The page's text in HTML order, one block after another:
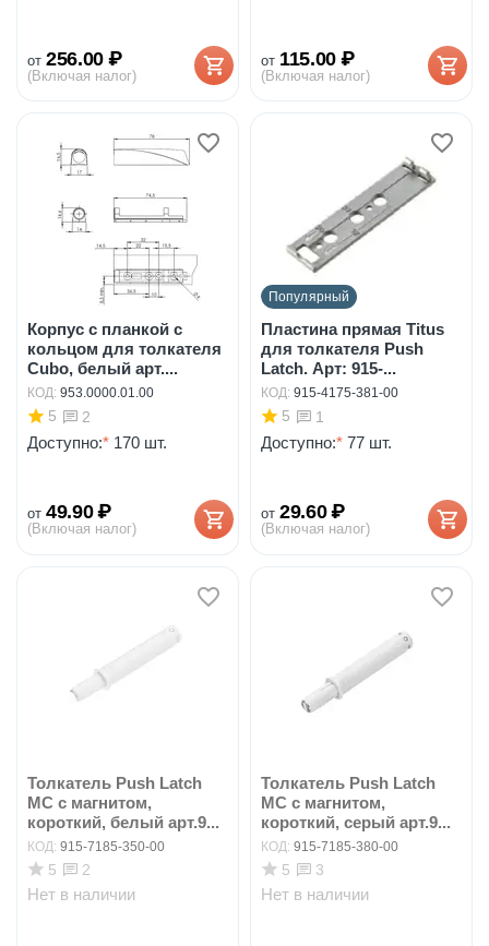
от 256.00 ₽
(Включая налог)
от 115.00 ₽
(Включая налог)
Корпус с планкой с
кольцом для толкателя
Cubo, белый арт....
КОД: 953.0000.01.00
5 2
Доступно:* 170 шт.
от 49.90 ₽
(Включая налог)
Популярный
Пластина прямая Titus
для толкателя Push
Latch. Арт: 915-...
КОД: 915-4175-381-00
5 1
Доступно:* 77 шт.
от 29.60 ₽
(Включая налог)
Толкатель Push Latch
MC с магнитом,
короткий, белый арт.9...
КОД: 915-7185-350-00
5 2
Нет в наличии
Толкатель Push Latch
MC с магнитом,
короткий, серый арт.9...
КОД: 915-7185-380-00
5 3
Нет в наличии